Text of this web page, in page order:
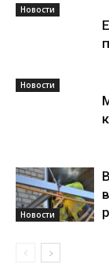
Новости
Новости
Новости